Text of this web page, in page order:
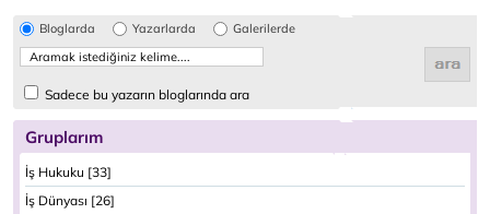
Bloglarda Yazarlarda Galerilerde
Sadece bu yazarın bloglarında ara
Gruplarım
İş Hukuku [33]
İş Dünyası [26]